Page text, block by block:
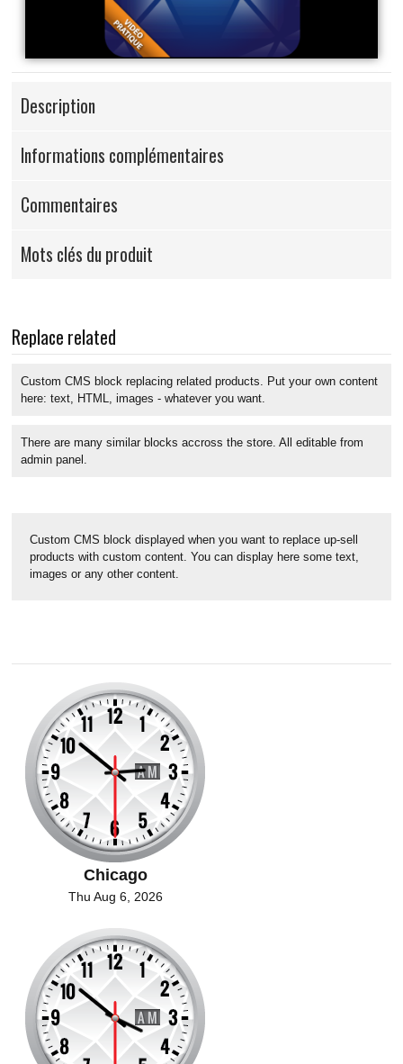
Description
Informations complémentaires
Commentaires
Mots clés du produit
Replace related
Custom CMS block replacing related products. Put your own content
here: text, HTML, images - whatever you want.
There are many similar blocks accross the store. All editable from
admin panel.
Custom CMS block displayed when you want to replace up-sell
products with custom content. You can display here some text,
images or any other content.
Chicago
Thu Aug 6, 2026